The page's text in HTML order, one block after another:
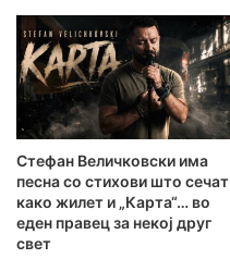
Стефан Величковски има
песна со стихови што сечат
како жилет и „Карта“… во
еден правец за некој друг
свет